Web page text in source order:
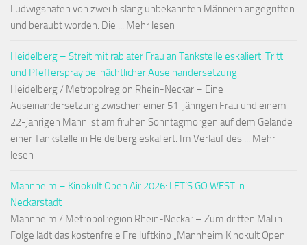
Ludwigshafen von zwei bislang unbekannten Männern angegriffen
und beraubt worden. Die ... Mehr lesen
Heidelberg – Streit mit rabiater Frau an Tankstelle eskaliert: Tritt
und Pfefferspray bei nächtlicher Auseinandersetzung
Heidelberg / Metropolregion Rhein-Neckar – Eine
Auseinandersetzung zwischen einer 51-jährigen Frau und einem
22-jährigen Mann ist am frühen Sonntagmorgen auf dem Gelände
einer Tankstelle in Heidelberg eskaliert. Im Verlauf des ... Mehr
lesen
Mannheim – Kinokult Open Air 2026: LET’S GO WEST in
Neckarstadt
Mannheim / Metropolregion Rhein-Neckar – Zum dritten Mal in
Folge lädt das kostenfreie Freiluftkino „Mannheim Kinokult Open